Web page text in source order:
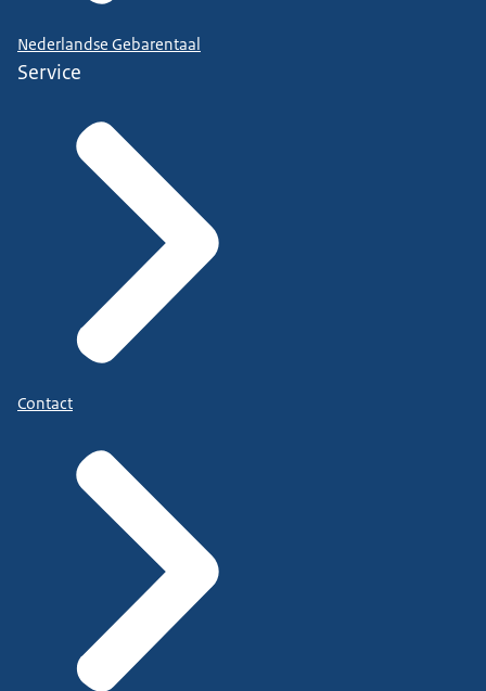
Nederlandse Gebarentaal
Service
Contact